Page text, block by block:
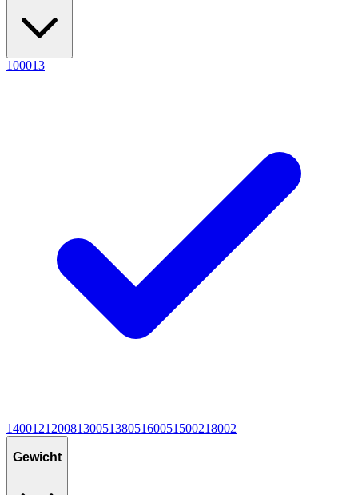
100013
140012120081300513805160051500218002
Gewicht